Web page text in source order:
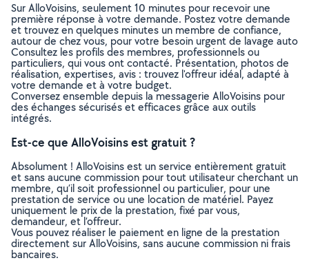
Sur AlloVoisins, seulement 10 minutes pour recevoir une
première réponse à votre demande. Postez votre demande
et trouvez en quelques minutes un membre de confiance,
autour de chez vous, pour votre besoin urgent de lavage auto
Consultez les profils des membres, professionnels ou
particuliers, qui vous ont contacté. Présentation, photos de
réalisation, expertises, avis : trouvez l'offreur idéal, adapté à
votre demande et à votre budget.
Conversez ensemble depuis la messagerie AlloVoisins pour
des échanges sécurisés et efficaces grâce aux outils
intégrés.
Est-ce que AlloVoisins est gratuit ?
Absolument ! AlloVoisins est un service entièrement gratuit
et sans aucune commission pour tout utilisateur cherchant un
membre, qu’il soit professionnel ou particulier, pour une
prestation de service ou une location de matériel. Payez
uniquement le prix de la prestation, fixé par vous,
demandeur, et l’offreur.
Vous pouvez réaliser le paiement en ligne de la prestation
directement sur AlloVoisins, sans aucune commission ni frais
bancaires.